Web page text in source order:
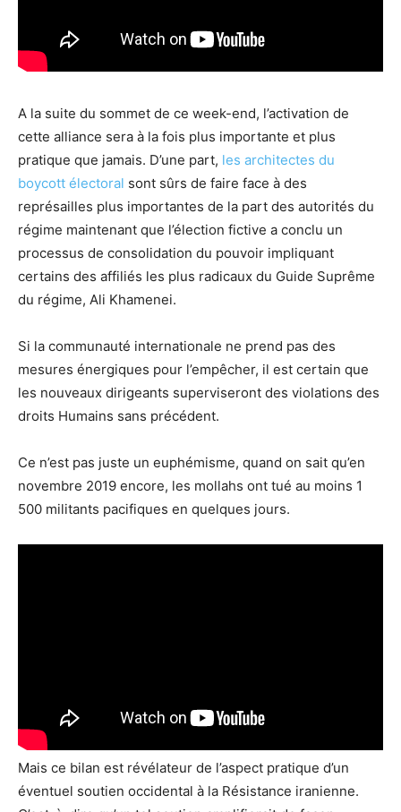
A la suite du sommet de ce week-end, l’activation de
cette alliance sera à la fois plus importante et plus
pratique que jamais. D’une part, les architectes du
boycott électoral sont sûrs de faire face à des
représailles plus importantes de la part des autorités du
régime maintenant que l’élection fictive a conclu un
processus de consolidation du pouvoir impliquant
certains des affiliés les plus radicaux du Guide Suprême
du régime, Ali Khamenei.
Si la communauté internationale ne prend pas des
mesures énergiques pour l’empêcher, il est certain que
les nouveaux dirigeants superviseront des violations des
droits Humains sans précédent.
Ce n’est pas juste un euphémisme, quand on sait qu’en
novembre 2019 encore, les mollahs ont tué au moins 1
500 militants pacifiques en quelques jours.
Mais ce bilan est révélateur de l’aspect pratique d’un
éventuel soutien occidental à la Résistance iranienne.